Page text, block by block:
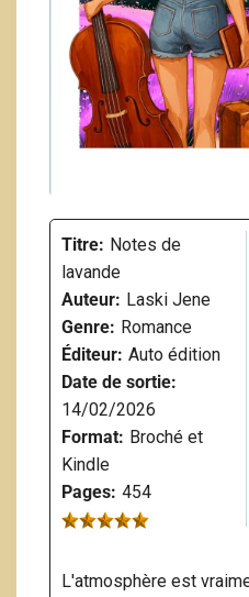
Titre: Notes de
lavande
Auteur: Laski Jene
Genre: Romance
Éditeur: Auto édition
Date de sortie:
14/02/2026
Format: Broché et
Kindle
Pages: 454
L'atmosphère est